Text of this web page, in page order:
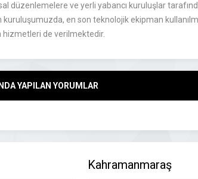
düzenlemelere ve yerli yabancı kuruluşlar
kuruluşumuzda, en son teknolojik ekipman
hizmetleri de verilmektedir.
YAPILAN YORUMLAR
Kahramanmaraş